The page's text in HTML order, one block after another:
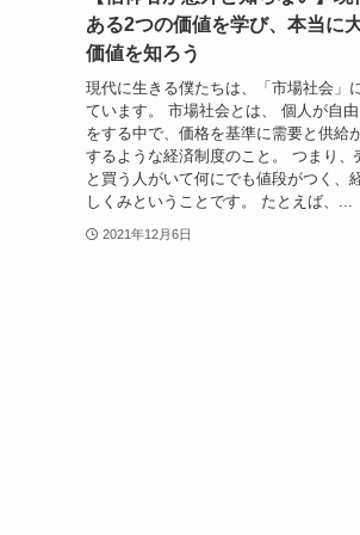
ある2つの価値を学び、本当に
価値を知ろう
現代に生きる僕たちは、「市場社会」
ています。 市場社会とは、 個人が自
をする中で、価格を基準に需要と供給
するような経済制度のこと。 つまり、
と買う人がいて何にでも値段がつく、
しくみということです。 たとえば、...
2021年12月6日